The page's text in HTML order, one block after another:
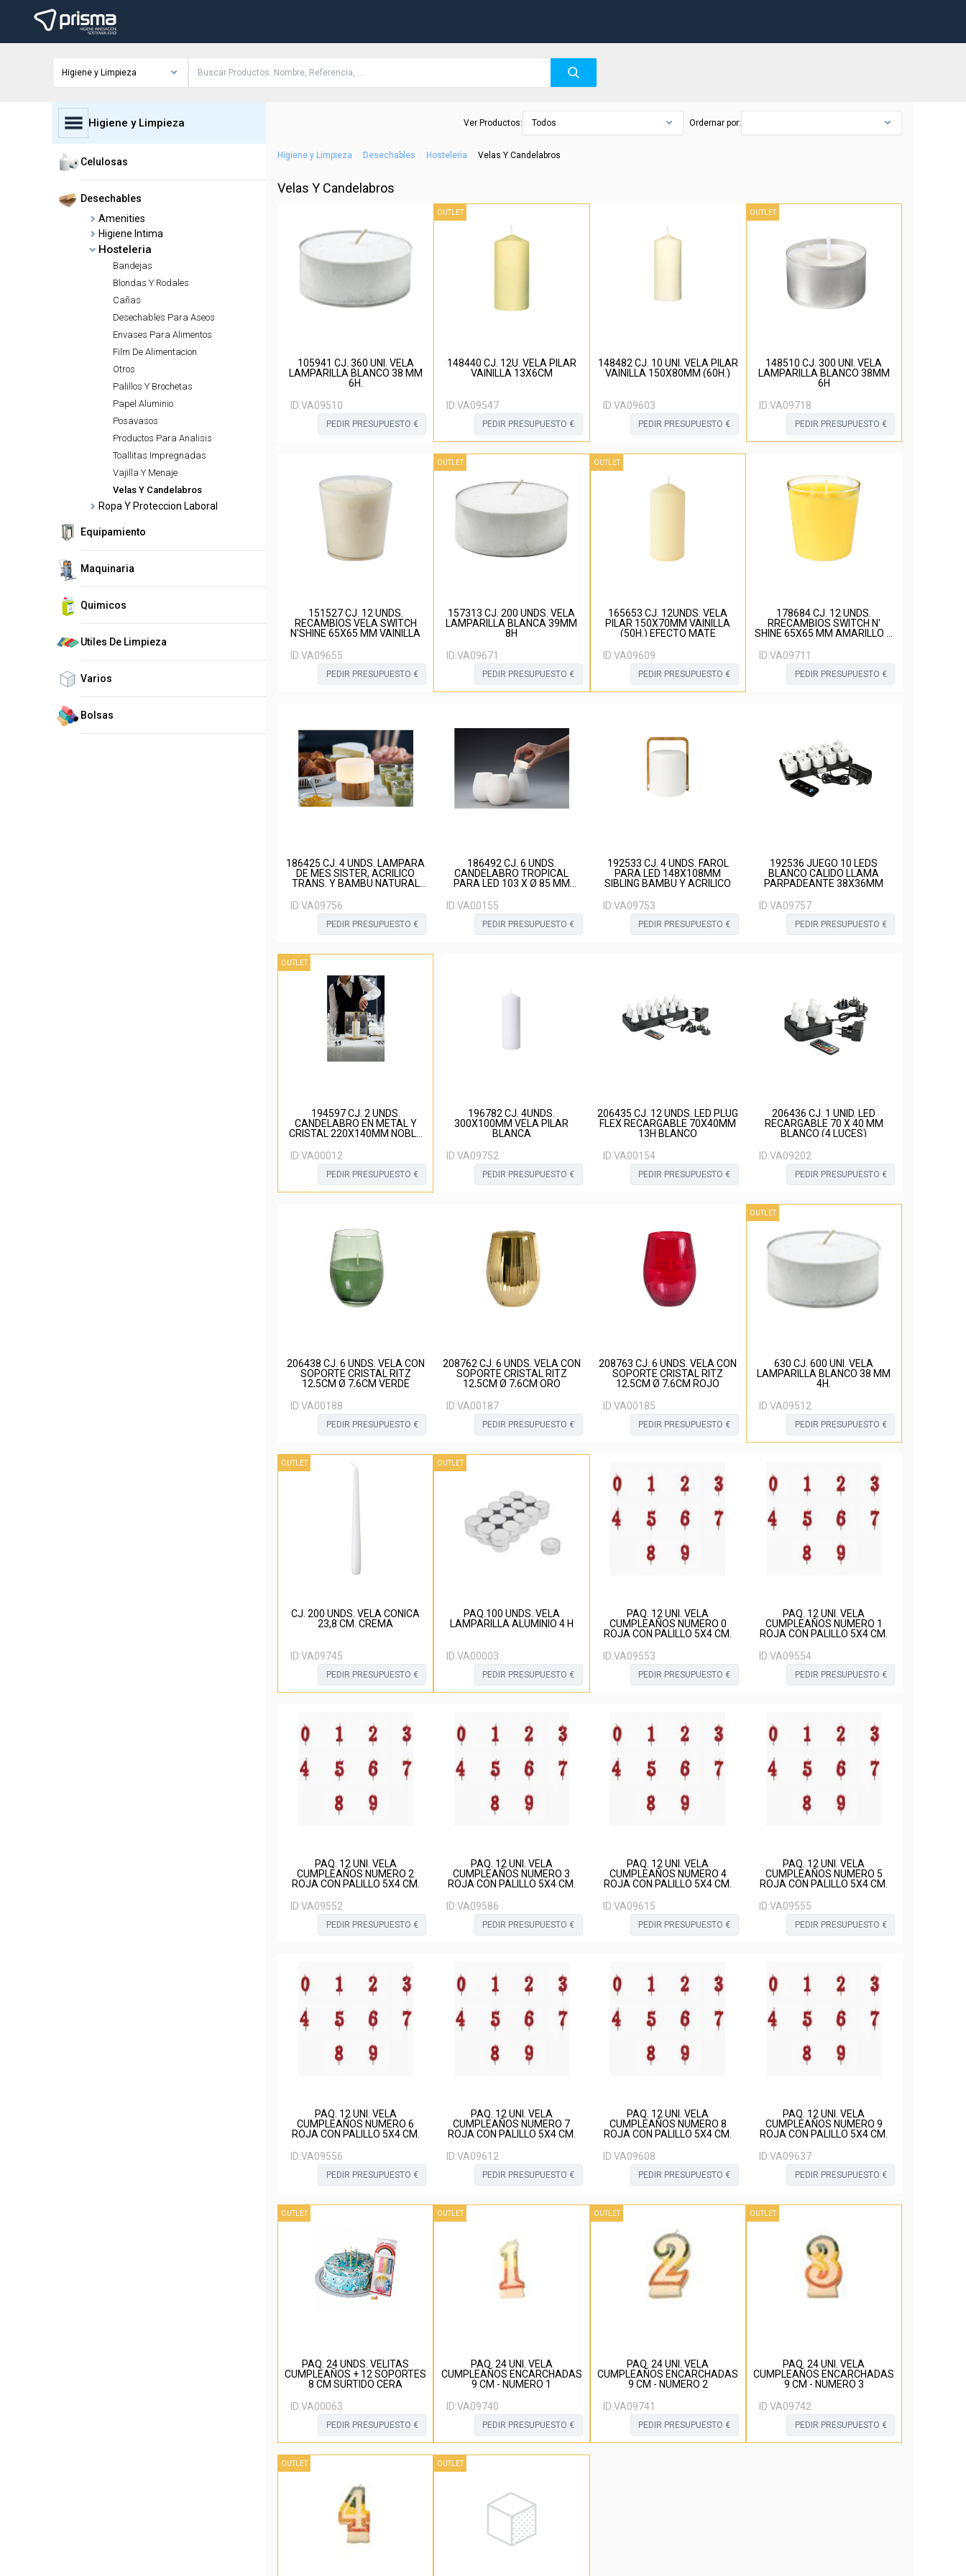
Higiene y Limpieza
Higiene y Limpieza
Celulosas
Desechables
Amenities
Higiene Intima
Hosteleria
Bandejas
Blondas Y Rodales
Cañas
Desechables Para Aseos
Envases Para Alimentos
Film De Alimentacion
Otros
Palillos Y Brochetas
Papel Aluminio
Posavasos
Productos Para Analisis
Toallitas Impregnadas
Vajilla Y Menaje
Velas Y Candelabros
Ropa Y Proteccion Laboral
Equipamiento
Maquinaria
Quimicos
Utiles De Limpieza
Varios
Bolsas
Ver Productos: Todos Ordernar por:
Higiene y Limpieza Desechables Hosteleria Velas Y Candelabros
Velas Y Candelabros
105941 CJ. 360 UNI. VELA
LAMPARILLA BLANCO 38 MM
6H.
ID:VA09510
PEDIR PRESUPUESTO €
OUTLET
148440 CJ. 12U. VELA PILAR
VAINILLA 13X6CM
ID:VA09547
PEDIR PRESUPUESTO €
148482 CJ. 10 UNI. VELA PILAR
VAINILLA 150X80MM (60H.)
ID:VA09603
PEDIR PRESUPUESTO €
OUTLET
148510 CJ. 300 UNI. VELA
LAMPARILLA BLANCO 38MM
6H
ID:VA09718
PEDIR PRESUPUESTO €
151527 CJ. 12 UNDS.
RECAMBIOS VELA SWITCH
N'SHINE 65X65 MM VAINILLA
ID:VA09655
PEDIR PRESUPUESTO €
OUTLET
157313 CJ. 200 UNDS. VELA
LAMPARILLA BLANCA 39MM
8H
ID:VA09671
PEDIR PRESUPUESTO €
OUTLET
165653 CJ. 12UNDS. VELA
PILAR 150X70MM VAINILLA
(50H.) EFECTO MATE
ID:VA09609
PEDIR PRESUPUESTO €
178684 CJ. 12 UNDS.
RRECAMBIOS SWITCH N'
SHINE 65X65 MM AMARILLO A
ID:VA09711
PEDIR PRESUPUESTO €
186425 CJ. 4 UNDS. LAMPARA
DE MES SISTER, ACRILICO
TRANS. Y BAMBU NATURAL
ID:VA09756
PEDIR PRESUPUESTO €
186492 CJ. 6 UNDS.
CANDELABRO TROPICAL
PARA LED 103 X Ø 85 MM
ID:VA00155
PEDIR PRESUPUESTO €
192533 CJ. 4 UNDS. FAROL
PARA LED 148X108MM
SIBLING BAMBU Y ACRILICO
ID:VA09753
PEDIR PRESUPUESTO €
192536 JUEGO 10 LEDS
BLANCO CALIDO LLAMA
PARPADEANTE 38X36MM
ID:VA09757
PEDIR PRESUPUESTO €
OUTLET
194597 CJ. 2 UNDS.
CANDELABRO EN METAL Y
CRISTAL 220X140MM NOBLE
ID:VA00012
PEDIR PRESUPUESTO €
196782 CJ. 4UNDS.
300X100MM VELA PILAR
BLANCA
ID:VA09752
PEDIR PRESUPUESTO €
206435 CJ. 12 UNDS. LED PLUG
FLEX RECARGABLE 70X40MM
13H BLANCO
ID:VA00154
PEDIR PRESUPUESTO €
206436 CJ. 1 UNID. LED
RECARGABLE 70 X 40 MM
BLANCO (4 LUCES)
ID:VA09202
PEDIR PRESUPUESTO €
206438 CJ. 6 UNDS. VELA CON
SOPORTE CRISTAL RITZ
12,5CM Ø 7,6CM VERDE
ID:VA00188
PEDIR PRESUPUESTO €
208762 CJ. 6 UNDS. VELA CON
SOPORTE CRISTAL RITZ
12,5CM Ø 7,6CM ORO
ID:VA00187
PEDIR PRESUPUESTO €
208763 CJ. 6 UNDS. VELA CON
SOPORTE CRISTAL RITZ
12,5CM Ø 7,6CM ROJO
ID:VA00185
PEDIR PRESUPUESTO €
OUTLET
630 CJ. 600 UNI. VELA
LAMPARILLA BLANCO 38 MM
4H.
ID:VA09512
PEDIR PRESUPUESTO €
OUTLET
CJ. 200 UNDS. VELA CONICA
23,8 CM. CREMA
ID:VA09745
PEDIR PRESUPUESTO €
OUTLET
PAQ.100 UNDS. VELA
LAMPARILLA ALUMINIO 4 H
ID:VA00003
PEDIR PRESUPUESTO €
PAQ. 12 UNI. VELA
CUMPLEAÑOS NUMERO 0
ROJA CON PALILLO 5X4 CM.
ID:VA09553
PEDIR PRESUPUESTO €
PAQ. 12 UNI. VELA
CUMPLEAÑOS NUMERO 1
ROJA CON PALILLO 5X4 CM.
ID:VA09554
PEDIR PRESUPUESTO €
PAQ. 12 UNI. VELA
CUMPLEAÑOS NUMERO 2
ROJA CON PALILLO 5X4 CM.
ID:VA09552
PEDIR PRESUPUESTO €
PAQ. 12 UNI. VELA
CUMPLEAÑOS NUMERO 3
ROJA CON PALILLO 5X4 CM.
ID:VA09586
PEDIR PRESUPUESTO €
PAQ. 12 UNI. VELA
CUMPLEAÑOS NUMERO 4
ROJA CON PALILLO 5X4 CM.
ID:VA09615
PEDIR PRESUPUESTO €
PAQ. 12 UNI. VELA
CUMPLEAÑOS NUMERO 5
ROJA CON PALILLO 5X4 CM.
ID:VA09555
PEDIR PRESUPUESTO €
PAQ. 12 UNI. VELA
CUMPLEAÑOS NUMERO 6
ROJA CON PALILLO 5X4 CM.
ID:VA09556
PEDIR PRESUPUESTO €
PAQ. 12 UNI. VELA
CUMPLEAÑOS NUMERO 7
ROJA CON PALILLO 5X4 CM.
ID:VA09612
PEDIR PRESUPUESTO €
PAQ. 12 UNI. VELA
CUMPLEAÑOS NUMERO 8
ROJA CON PALILLO 5X4 CM.
ID:VA09608
PEDIR PRESUPUESTO €
PAQ. 12 UNI. VELA
CUMPLEAÑOS NUMERO 9
ROJA CON PALILLO 5X4 CM.
ID:VA09637
PEDIR PRESUPUESTO €
OUTLET
PAQ. 24 UNDS. VELITAS
CUMPLEAÑOS + 12 SOPORTES
8 CM SURTIDO CERA
ID:VA00063
PEDIR PRESUPUESTO €
OUTLET
PAQ. 24 UNI. VELA
CUMPLEAÑOS ENCARCHADAS
9 CM - NUMERO 1
ID:VA09740
PEDIR PRESUPUESTO €
OUTLET
PAQ. 24 UNI. VELA
CUMPLEAÑOS ENCARCHADAS
9 CM - NUMERO 2
ID:VA09741
PEDIR PRESUPUESTO €
OUTLET
PAQ. 24 UNI. VELA
CUMPLEAÑOS ENCARCHADAS
9 CM - NUMERO 3
ID:VA09742
PEDIR PRESUPUESTO €
OUTLET OUTLET